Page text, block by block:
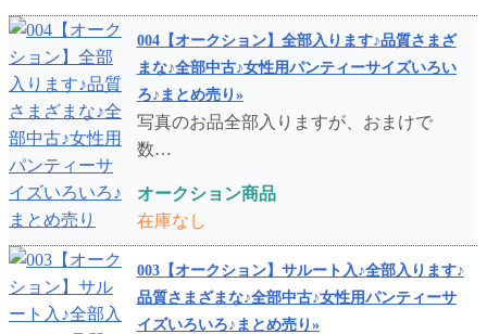
004【オークション】全部入ります♪品質さまざ
まな♪全部中古♪女性用パンティーサイズいろい
ろ♪まとめ売り»
写真のお品全部入りますが、おまけで
数…
オークション商品
在庫なし
003【オークション】サルート入♪全部入ります♪
品質さまざまな♪全部中古♪女性用パンティーサ
イズいろいろ♪まとめ売り»